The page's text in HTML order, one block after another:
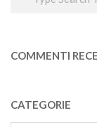
COMMENTI
CATEGORIE